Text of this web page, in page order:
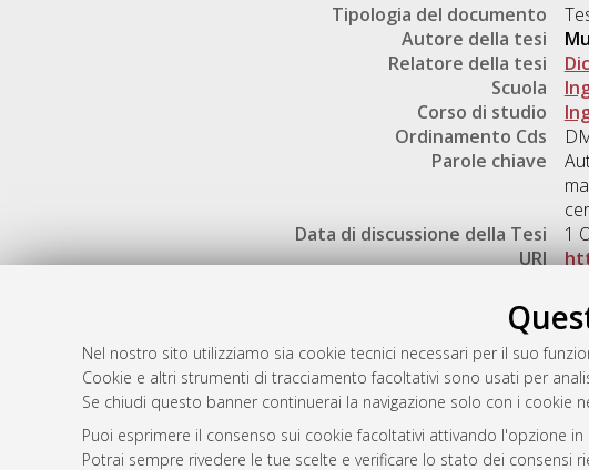
Nel nostro sito utilizziamo sia cookie tecnici necessari per il suo
Cookie e altri strumenti di tracciamento facoltativi sono usati per
Se chiudi questo banner continuerai la navigazione solo con i cookie
Puoi esprimere il consenso sui cookie facoltativi attivando l'opzione
Potrai sempre rivedere le tue scelte e verificare lo stato dei consensi
Tipologia del documento
Autore della tesi
Relatore della tesi
Scuola
Corso di studio
Ordinamento Cds
Parole chiave
Data di discussione della Tesi
1
URI
Atom
Rss 1.0
AMS Laurea
Servizio implementato
Impostazioni Cookie